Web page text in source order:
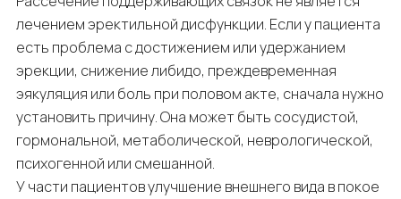
лечением эректильной дисфункции. Если у пациента
есть проблема с достижением или удержанием
эрекции, снижение либидо, преждевременная
эякуляция или боль при половом акте, сначала нужно
установить причину. Она может быть сосудистой,
гормональной, метаболической, неврологической,
психогенной или смешанной.
У части пациентов улучшение внешнего вида в покое